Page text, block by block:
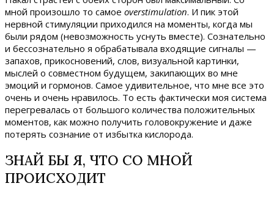
мной произошло то самое overstimulation. И пик этой
нервной стимуляции приходился на моменты, когда мы
были рядом (невозможность уснуть вместе). Сознательно
и бессознательно я обрабатывала входящие сигналы —
запахов, прикосновений, слов, визуальной картинки,
мыслей о совместном будущем, закипающих во мне
эмоций и гормонов. Самое удивительное, что мне все это
очень и очень нравилось. То есть фактически моя система
перегревалась от большого количества положительных
моментов, как можно получить головокружение и даже
потерять сознание от избытка кислорода.
ЗНАЙ БЫ Я, ЧТО СО МНОЙ
ПРОИСХОДИТ